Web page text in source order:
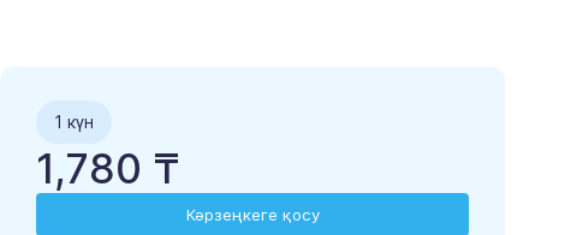
1 күн
1,780 ₸
Кәрзеңкеге қосу